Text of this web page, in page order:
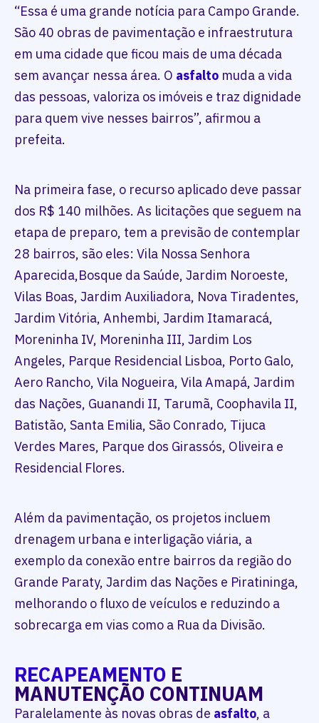
“Essa é uma grande notícia para Campo Grande.
São 40 obras de pavimentação e infraestrutura
em uma cidade que ficou mais de uma década
sem avançar nessa área. O asfalto muda a vida
das pessoas, valoriza os imóveis e traz dignidade
para quem vive nesses bairros”, afirmou a
prefeita.
Na primeira fase, o recurso aplicado deve passar
dos R$ 140 milhões. As licitações que seguem na
etapa de preparo, tem a previsão de contemplar
28 bairros, são eles: Vila Nossa Senhora
Aparecida,Bosque da Saúde, Jardim Noroeste,
Vilas Boas, Jardim Auxiliadora, Nova Tiradentes,
Jardim Vitória, Anhembi, Jardim Itamaracá,
Moreninha IV, Moreninha III, Jardim Los
Angeles, Parque Residencial Lisboa, Porto Galo,
Aero Rancho, Vila Nogueira, Vila Amapá, Jardim
das Nações, Guanandi II, Tarumã, Coophavila II,
Batistão, Santa Emilia, São Conrado, Tijuca
Verdes Mares, Parque dos Girassós, Oliveira e
Residencial Flores.
Além da pavimentação, os projetos incluem
drenagem urbana e interligação viária, a
exemplo da conexão entre bairros da região do
Grande Paraty, Jardim das Nações e Piratininga,
melhorando o fluxo de veículos e reduzindo a
sobrecarga em vias como a Rua da Divisão.
RECAPEAMENTO E
MANUTENÇÃO CONTINUAM
Paralelamente às novas obras de asfalto, a